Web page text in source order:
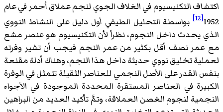
اكتشاف التكنيسيوم في الغلاف الجوي لنجم عملاق أحمر في عام
1952
[12]
بواسطة التحليل الطيفي أول دليل على النشاط النووي
الذي يحدث داخل النجوم، نظراً لأن التكنيسيوم هو عنصر مشع
مع عمر نصف أقل بكثير من عمر النجم فيجب أن تشير وفرته
لعملية تخليق نووي حديثة داخل هذا النجم، وهناك أدلة مقنعة
بنفس القدر على الأصل النجمي للعناصر الثقيلة تتمثل في الوفرة
الكبيرة في العناصر المستقرة المحددة الموجودة في الأجواء
النجمية لنجوم الغصن العملاقة، وتمَّ تأكيد العديد من البراهين